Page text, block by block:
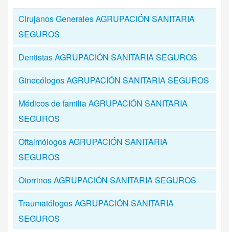
Cirujanos Generales AGRUPACIÓN SANITARIA
SEGUROS
Dentistas AGRUPACIÓN SANITARIA SEGUROS
Ginecólogos AGRUPACIÓN SANITARIA SEGUROS
Médicos de familia AGRUPACIÓN SANITARIA
SEGUROS
Oftalmólogos AGRUPACIÓN SANITARIA
SEGUROS
Otorrinos AGRUPACIÓN SANITARIA SEGUROS
Traumatólogos AGRUPACIÓN SANITARIA
SEGUROS